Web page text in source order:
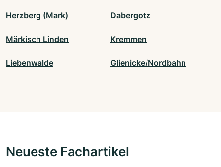
Herzberg (Mark) Dabergotz
Märkisch Linden Kremmen
Liebenwalde Glienicke/Nordbahn
Neueste Fachartikel